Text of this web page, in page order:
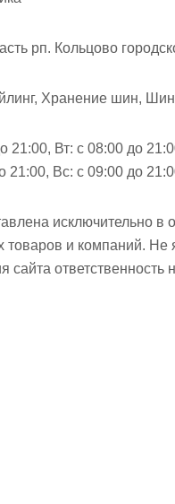
рп. Кольцово
Хранение шин,
21:00, Вт: с 08:00 до
21:00, Вс: с 09:00 до
исключительно в
товаров и компаний.
ответственность